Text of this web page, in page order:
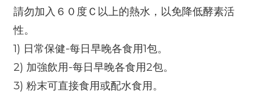
請勿加入６０度Ｃ以上的熱水，以免降低酵素活
性。
1) 日常保健-每日早晚各食用1包。
2) 加強飲用-每日早晚各食用2包。
3) 粉末可直接食用或配水食用。